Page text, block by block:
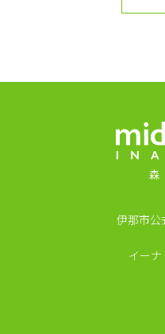
伊那市公
イー